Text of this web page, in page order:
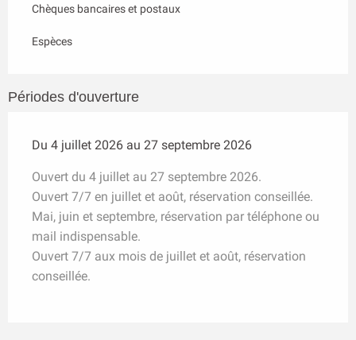
Chèques bancaires et postaux
Espèces
Périodes d'ouverture
Du 4 juillet 2026 au 27 septembre 2026
Ouvert du 4 juillet au 27 septembre 2026.
Ouvert 7/7 en juillet et août, réservation conseillée.
Mai, juin et septembre, réservation par téléphone ou
mail indispensable.
Ouvert 7/7 aux mois de juillet et août, réservation
conseillée.